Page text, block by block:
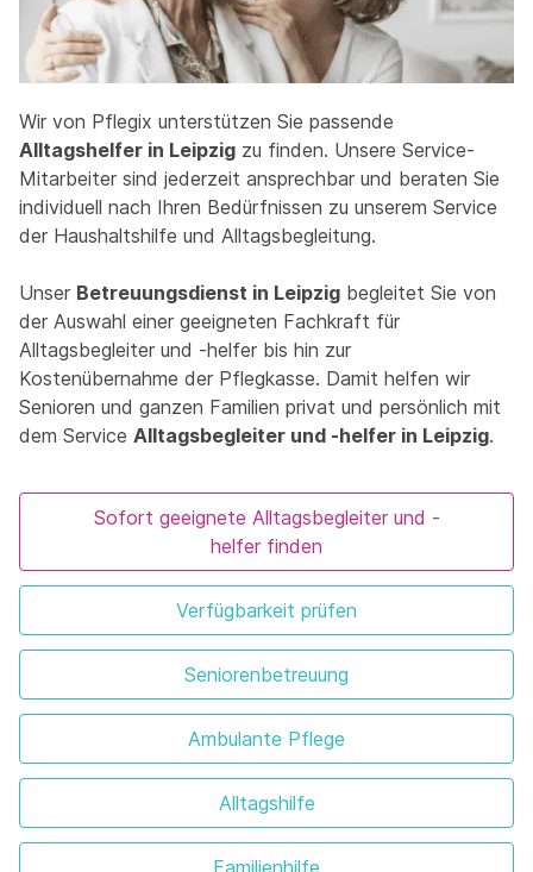
Wir von Pflegix unterstützen Sie passende
Alltagshelfer in Leipzig zu finden. Unsere Service-
Mitarbeiter sind jederzeit ansprechbar und beraten Sie
individuell nach Ihren Bedürfnissen zu unserem Service
der Haushaltshilfe und Alltagsbegleitung.
Unser Betreuungsdienst in Leipzig begleitet Sie von
der Auswahl einer geeigneten Fachkraft für
Alltagsbegleiter und -helfer bis hin zur
Kostenübernahme der Pflegkasse. Damit helfen wir
Senioren und ganzen Familien privat und persönlich mit
dem Service Alltagsbegleiter und -helfer in Leipzig.
Sofort geeignete Alltagsbegleiter und -
helfer finden
Verfügbarkeit prüfen
Seniorenbetreuung
Ambulante Pflege
Alltagshilfe